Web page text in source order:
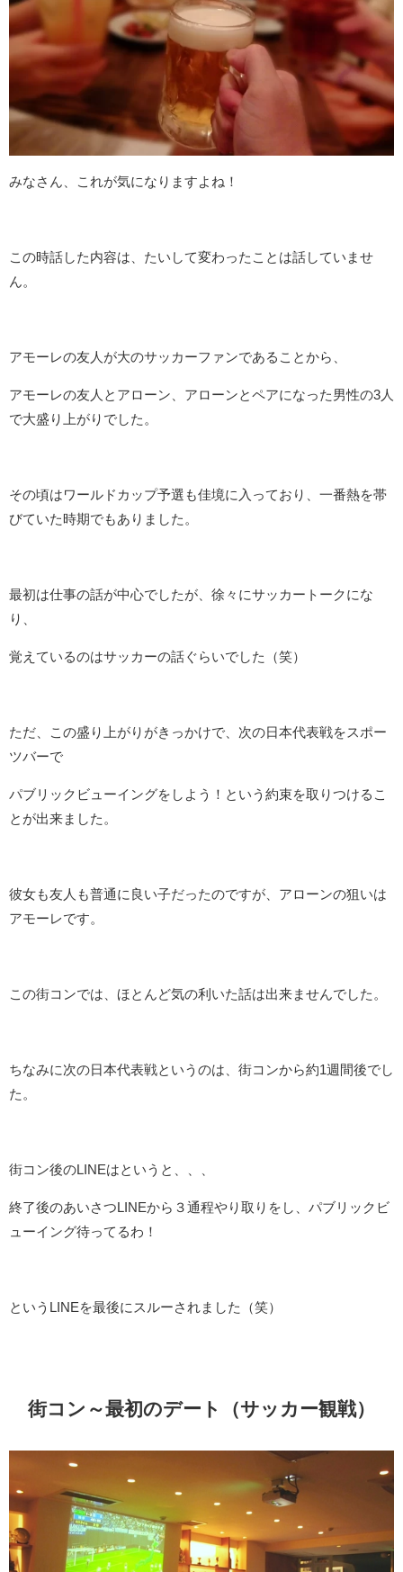
みなさん、これが気になりますよね！
この時話した内容は、たいして変わったことは話していませ
ん。
アモーレの友人が大のサッカーファンであることから、
アモーレの友人とアローン、アローンとペアになった男性の3人
で大盛り上がりでした。
その頃はワールドカップ予選も佳境に入っており、一番熱を帯
びていた時期でもありました。
最初は仕事の話が中心でしたが、徐々にサッカートークにな
り、
覚えているのはサッカーの話ぐらいでした（笑）
ただ、この盛り上がりがきっかけで、次の日本代表戦をスポー
ツバーで
パブリックビューイングをしよう！という約束を取りつけるこ
とが出来ました。
彼女も友人も普通に良い子だったのですが、アローンの狙いは
アモーレです。
この街コンでは、ほとんど気の利いた話は出来ませんでした。
ちなみに次の日本代表戦というのは、街コンから約1週間後でし
た。
街コン後のLINEはというと、、、
終了後のあいさつLINEから３通程やり取りをし、パブリックビ
ューイング待ってるわ！
というLINEを最後にスルーされました（笑）
街コン～最初のデート（サッカー観戦）